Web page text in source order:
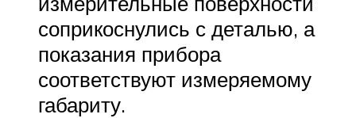
соприкоснулись с деталью, а
показания прибора
соответствуют измеряемому
габариту.